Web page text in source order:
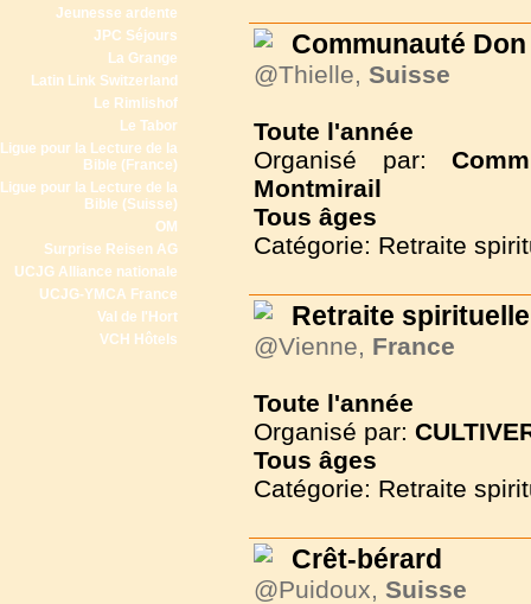
Jeunesse ardente
JPC Séjours
La Grange
Latin Link Switzerland
Le Rimlishof
Le Tabor
Ligue pour la Lecture de la
Bible (France)
Ligue pour la Lecture de la
Bible (Suisse)
OM
Surprise Reisen AG
UCJG Alliance nationale
UCJG-YMCA France
Val de l'Hort
VCH Hôtels
Communauté
@Thielle, Suisse
Toute l'année
Organisé par:
Montmirail
Tous âges
Catégorie: Retraite
Retraite spirituelle
@Vienne, France
Toute l'année
Organisé par:
Tous âges
Catégorie: Retraite
Crêt-bérard
@Puidoux, Suisse